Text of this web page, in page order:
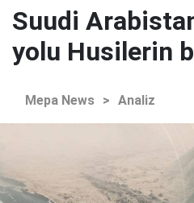
Suudi
yolu Husilerin
Mepa News > Analiz